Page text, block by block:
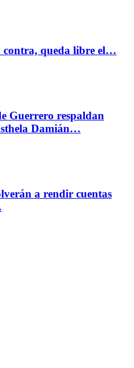
contra, queda libre el…
Guerrero respaldan
Damián…
a rendir cuentas